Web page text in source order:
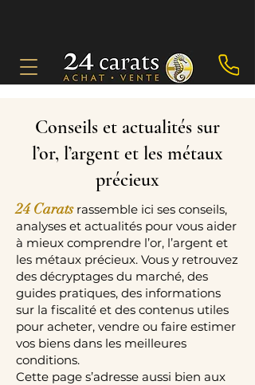
Conseils et actualités sur
l’or, l’argent et les métaux
précieux
24 Caratsrassemble ici ses conseils,
analyses et actualités pour vous aider
à mieux comprendre l’or, l’argent et
les métaux précieux. Vous y retrouvez
des décryptages du marché, des
guides pratiques, des informations
sur la fiscalité et des contenus utiles
pour acheter, vendre ou faire estimer
vos biens dans les meilleures
conditions.
Cette page s’adresse aussi bien aux